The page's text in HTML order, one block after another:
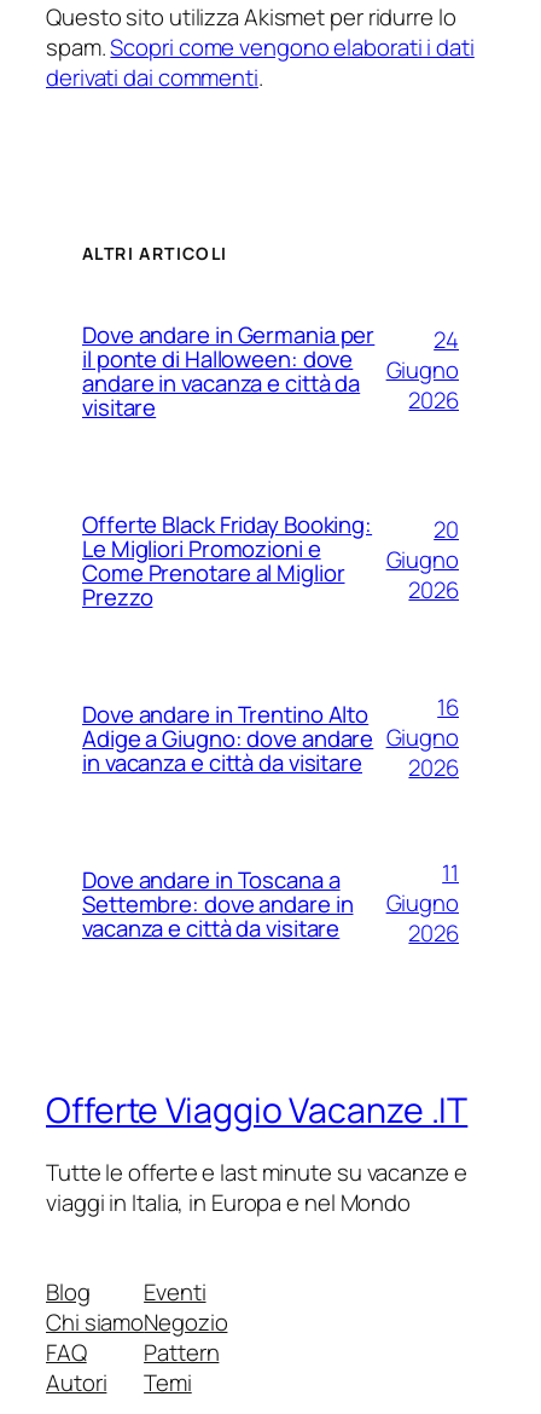
Questo sito utilizza Akismet per ridurre lo
spam.Scopri come vengono elaborati i dati
derivati dai commenti.
ALTRI ARTICOLI
Dove andare in Germania per
il ponte di Halloween: dove
andare in vacanza e città da
visitare
24
Giugno
2026
Offerte Black Friday Booking:
Le Migliori Promozioni e
Come Prenotare al Miglior
Prezzo
20
Giugno
2026
Dove andare in Trentino Alto
Adige a Giugno: dove andare
in vacanza e città da visitare
16
Giugno
2026
Dove andare in Toscana a
Settembre: dove andare in
vacanza e città da visitare
11
Giugno
2026
Offerte Viaggio Vacanze .IT
Tutte le offerte e last minute su vacanze e
viaggi in Italia, in Europa e nel Mondo
Blog
Chi siamo
FAQ
Autori
Eventi
Negozio
Pattern
Temi